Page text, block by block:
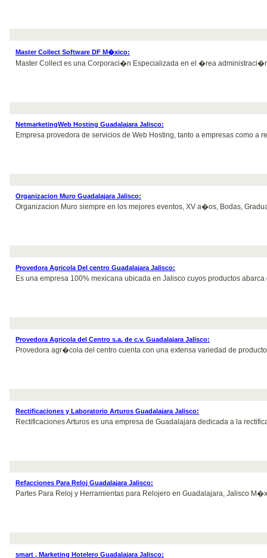
Master Collect Software DF M�xico:
Master Collect es una Corporaci�n Especializada en el �rea
NetmarketingWeb Hosting Guadalajara Jalisco:
Empresa provedora de servicios de Web Hosting, tanto a empresas como
Organizacion Muro Guadalajara Jalisco:
Organizacion Muro siempre en los mejores eventos, XV a�os, Bodas,
Provedora Agricola Del centro Guadalajara Jalisco:
Es una empresa 100% mexicana ubicada en Jalisco cuyos productos
Provedora Agricola del Centro s.a. de c.v. Guadalajara Jalisco:
Provedora agr�cola del centro cuenta con una extensa variedad de
Rectificaciones y Laboratorio Arturos Guadalajara Jalisco:
Rectificaciones Arturos es una empresa de Guadalajara dedicada a la
Refacciones Para Reloj Guadalajara Jalisco:
Partes Para Reloj y Herramientas para Relojero en Guadalajara, Jalisco
smart , Marketing Hotelero Guadalajara Jalisco: